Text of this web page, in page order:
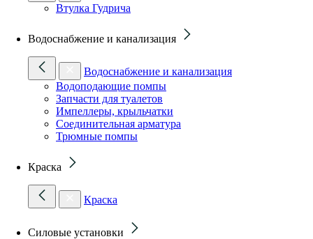
Втулка Гудрича
Водоснабжение и канализация
Водоснабжение и канализация
Водоподающие помпы
Запчасти для туалетов
Импеллеры, крыльчатки
Соединительная арматура
Трюмные помпы
Краска
Краска
Силовые установки